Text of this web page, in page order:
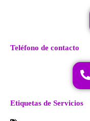
Teléfono de contacto
Etiquetas de Servicios